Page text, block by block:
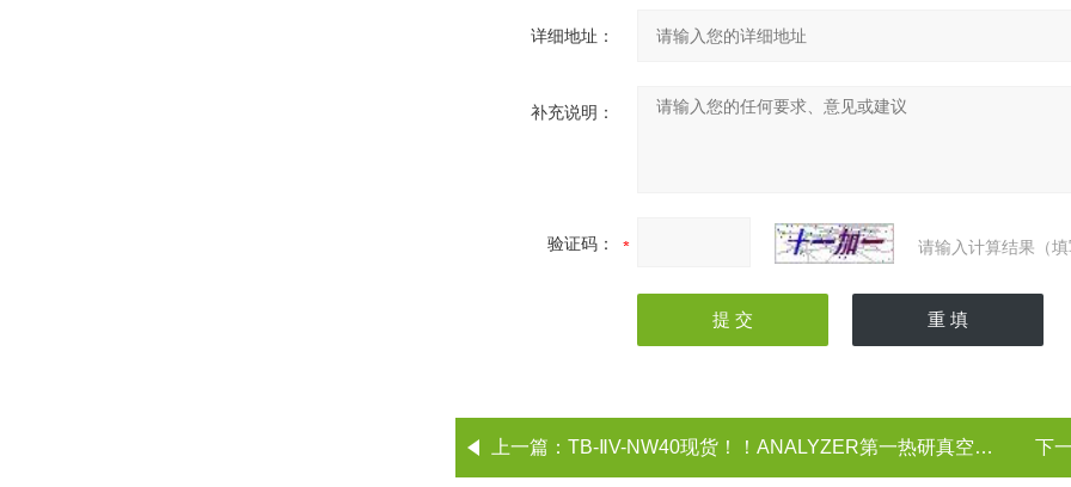
详细地址：
补充说明：
验证码： 请输入计算结果（
上一篇： TB-ⅡV-NW40现货！！ANALYZER第一热研真空气氛氧传感器 下